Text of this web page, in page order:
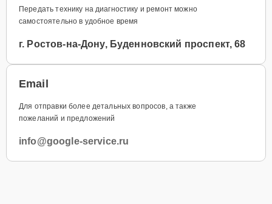
Передать технику на диагностику и ремонт можно
самостоятельно в удобное время
г. Ростов-на-Дону, Буденновский проспект, 68
Email
Для отправки более детальных вопросов, а также
пожеланий и предложений
info@google-service.ru